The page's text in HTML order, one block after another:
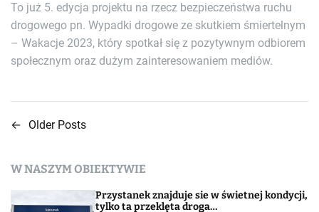
To już 5. edycja projektu na rzecz bezpieczeństwa ruchu
drogowego pn. Wypadki drogowe ze skutkiem śmiertelnym
– Wakacje 2023, który spotkał się z pozytywnym odbiorem
społecznym oraz dużym zainteresowaniem mediów.
N
← Older Posts
W NASZYM OBIEKTYWIE
Przystanek znajduje sie w świetnej kondycji,
tylko ta przeklęta droga…